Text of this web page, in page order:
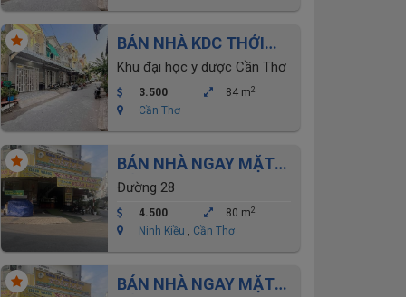
BÁN NHÀ KDC THỚI
NHỰT- ĐẠI HỌC Y
DƯỢC CẦN THƠ
Khu đại học y dược Cần Thơ
3.500 84 m2
Cần Thơ
BÁN NHÀ NGAY MẶT
TIỀN CHỢ AN KHÁNH-
ĐẠI HỌC Y DƯỢC
Đường 28
4.500 80 m2
Ninh Kiều , Cần Thơ
BÁN NHÀ NGAY MẶT